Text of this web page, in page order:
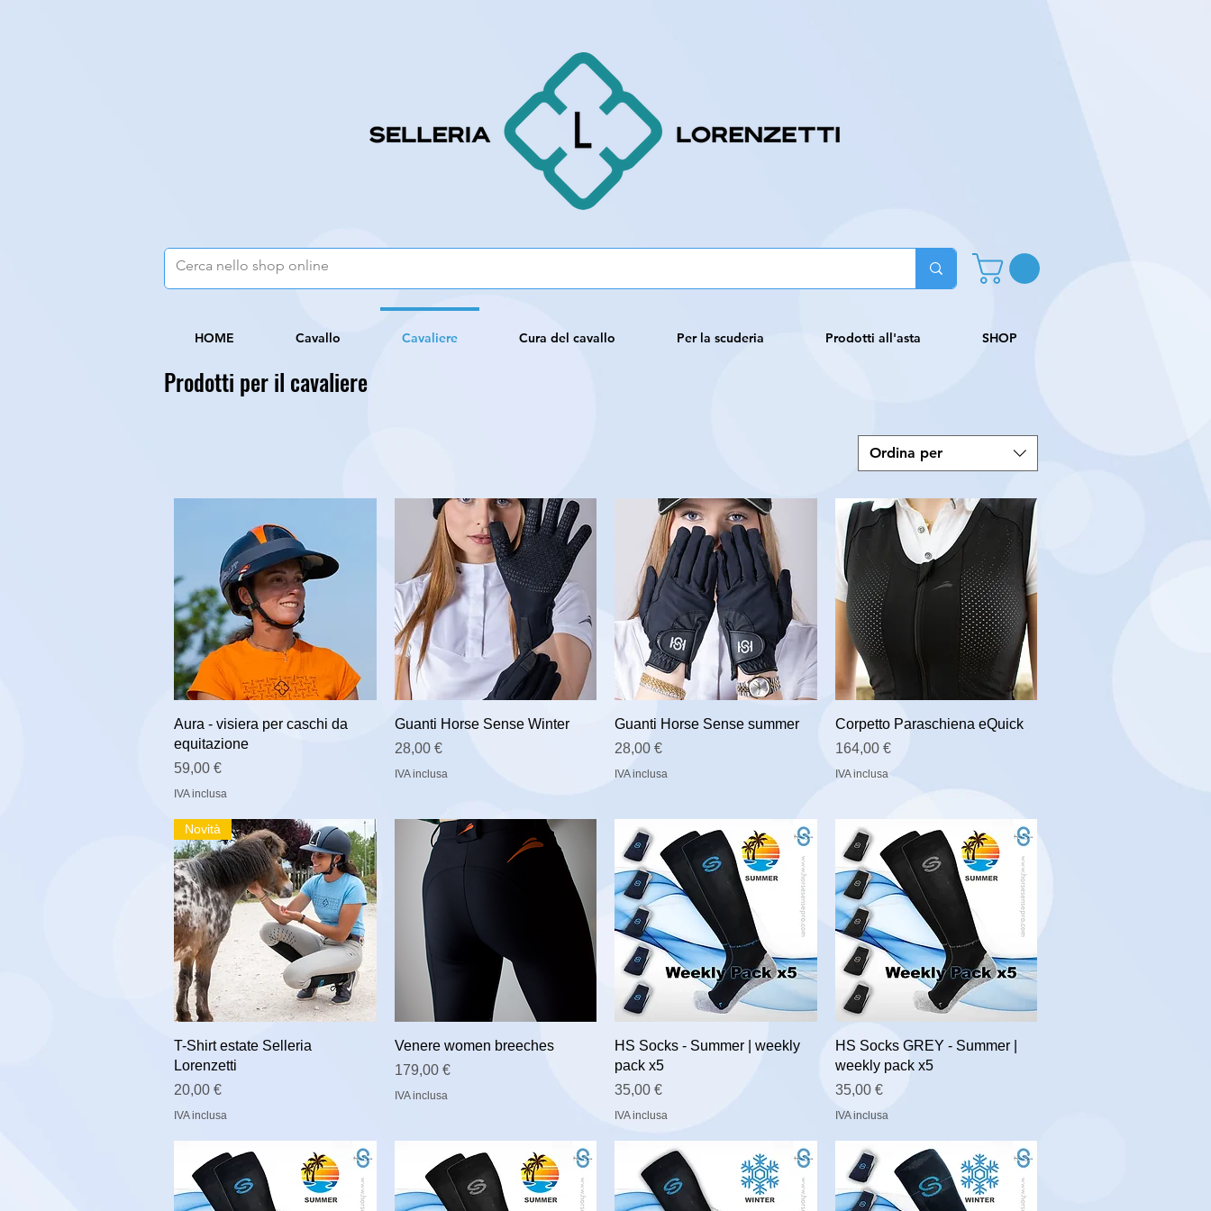
HOME Cavallo Cavaliere Cura del cavallo Per la scuderia Prodotti all'asta SHOP
Prodotti per il cavaliere
Ordina per
Aura - visiera per caschi da
equitazione
Prezzo
59,00 €
IVA inclusa
Guanti Horse Sense Winter
Prezzo
28,00 €
IVA inclusa
Guanti Horse Sense summer
Prezzo
28,00 €
IVA inclusa
Corpetto Paraschiena eQuick
Prezzo
164,00 €
IVA inclusa
Novità
T-Shirt estate Selleria
Lorenzetti
Prezzo
20,00 €
IVA inclusa
Venere women breeches
Prezzo
179,00 €
IVA inclusa
HS Socks - Summer | weekly
pack x5
Prezzo
35,00 €
IVA inclusa
HS Socks GREY - Summer |
weekly pack x5
Prezzo
35,00 €
IVA inclusa